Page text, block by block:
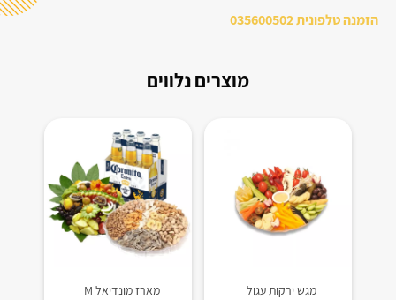
הזמנה טלפונית035600502
מוצרים נלווים
מארז מונדיאל M מגש ירקות עגול